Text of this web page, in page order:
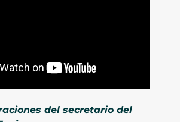
del secretario del